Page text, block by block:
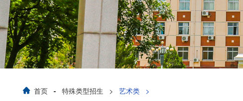
首页 - 特殊类型招生 > 艺术类 >